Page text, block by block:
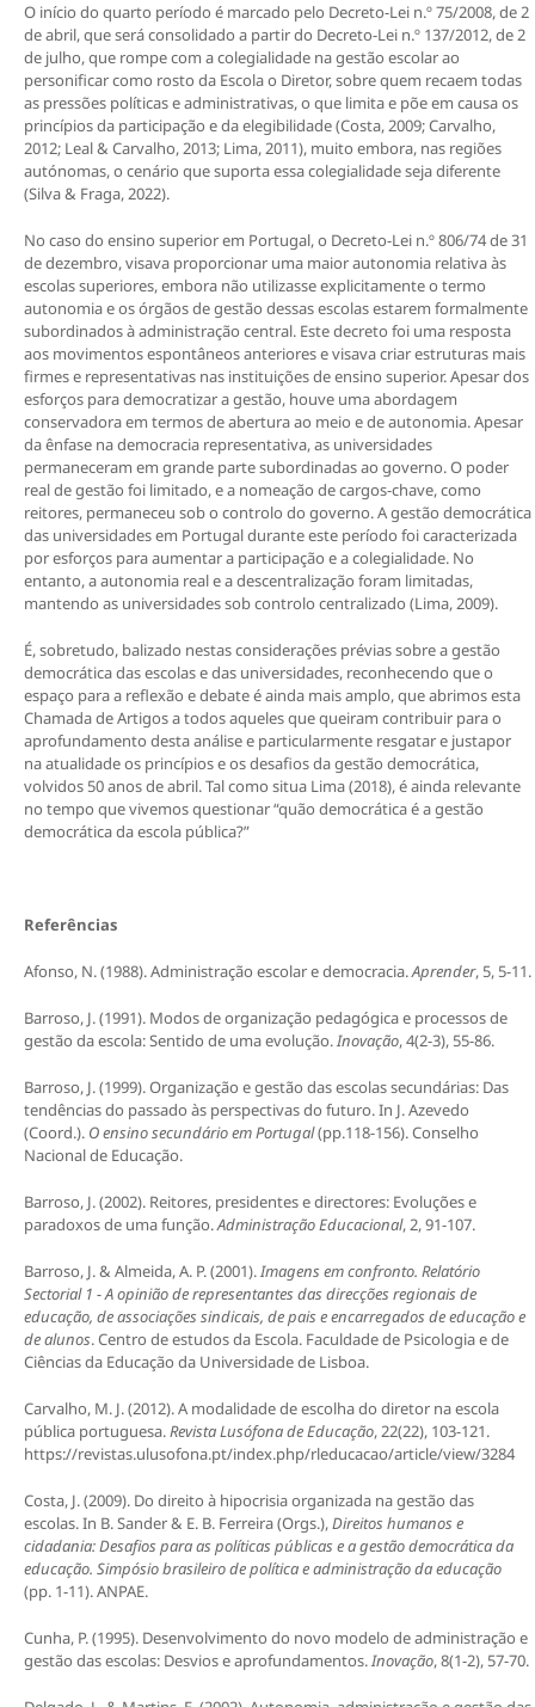
O início do quarto período é marcado pelo Decreto-Lei n.º 75/2008, de 2
de abril, que será consolidado a partir do Decreto-Lei n.º 137/2012, de 2
de julho, que rompe com a colegialidade na gestão escolar ao
personificar como rosto da Escola o Diretor, sobre quem recaem todas
as pressões políticas e administrativas, o que limita e põe em causa os
princípios da participação e da elegibilidade (Costa, 2009; Carvalho,
2012; Leal & Carvalho, 2013; Lima, 2011), muito embora, nas regiões
autónomas, o cenário que suporta essa colegialidade seja diferente
(Silva & Fraga, 2022).
No caso do ensino superior em Portugal, o Decreto-Lei n.º 806/74 de 31
de dezembro, visava proporcionar uma maior autonomia relativa às
escolas superiores, embora não utilizasse explicitamente o termo
autonomia e os órgãos de gestão dessas escolas estarem formalmente
subordinados à administração central. Este decreto foi uma resposta
aos movimentos espontâneos anteriores e visava criar estruturas mais
firmes e representativas nas instituições de ensino superior. Apesar dos
esforços para democratizar a gestão, houve uma abordagem
conservadora em termos de abertura ao meio e de autonomia. Apesar
da ênfase na democracia representativa, as universidades
permaneceram em grande parte subordinadas ao governo. O poder
real de gestão foi limitado, e a nomeação de cargos-chave, como
reitores, permaneceu sob o controlo do governo. A gestão democrática
das universidades em Portugal durante este período foi caracterizada
por esforços para aumentar a participação e a colegialidade. No
entanto, a autonomia real e a descentralização foram limitadas,
mantendo as universidades sob controlo centralizado (Lima, 2009).
É, sobretudo, balizado nestas considerações prévias sobre a gestão
democrática das escolas e das universidades, reconhecendo que o
espaço para a reflexão e debate é ainda mais amplo, que abrimos esta
Chamada de Artigos a todos aqueles que queiram contribuir para o
aprofundamento desta análise e particularmente resgatar e justapor
na atualidade os princípios e os desafios da gestão democrática,
volvidos 50 anos de abril. Tal como situa Lima (2018), é ainda relevante
no tempo que vivemos questionar “quão democrática é a gestão
democrática da escola pública?”
Referências
Afonso, N. (1988). Administração escolar e democracia.Aprender, 5, 5-11.
Barroso, J. (1991). Modos de organização pedagógica e processos de
gestão da escola: Sentido de uma evolução.Inovação, 4(2-3), 55-86.
Barroso, J. (1999). Organização e gestão das escolas secundárias: Das
tendências do passado às perspectivas do futuro. In J. Azevedo
(Coord.). O ensino secundário em Portugal(pp.118-156). Conselho
Nacional de Educação.
Barroso, J. (2002). Reitores, presidentes e directores: Evoluções e
paradoxos de uma função.Administração Educacional, 2, 91-107.
Barroso, J. & Almeida, A. P. (2001).Imagens em confronto. Relatório
Sectorial 1 - A opinião de representantes das direcções regionais de
educação, de associações sindicais, de pais e encarregados de educação e
de alunos. Centro de estudos da Escola. Faculdade de Psicologia e de
Ciências da Educação da Universidade de Lisboa.
Carvalho, M. J. (2012). A modalidade de escolha do diretor na escola
pública portuguesa.Revista Lusófona de Educação, 22(22), 103-121.
https://revistas.ulusofona.pt/index.php/rleducacao/article/view/3284
Costa, J. (2009). Do direito à hipocrisia organizada na gestão das
escolas. In B. Sander & E. B. Ferreira (Orgs.),Direitos humanos e
cidadania: Desafios para as políticas públicas e a gestão democrática da
educação. Simpósio brasileiro de política e administração da educação
(pp. 1-11). ANPAE.
Cunha, P. (1995). Desenvolvimento do novo modelo de administração e
gestão das escolas: Desvios e aprofundamentos.Inovação, 8(1-2), 57-70.